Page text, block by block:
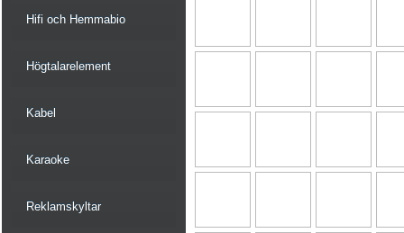
Hifi och Hemmabio
Högtalarelement
Kabel
Karaoke
Reklamskyltar